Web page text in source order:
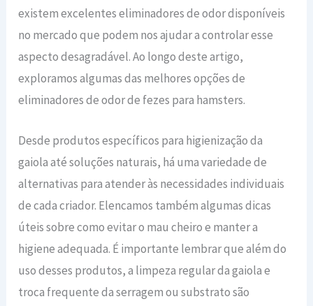
Produto indicado para artigos para
filhotes, proporcionando um ambiente
limpo e cheiroso para os animais de
estimação
existem excelentes eliminadores de odor disponíveis
no mercado que podem nos ajudar a controlar esse
aspecto desagradável. Ao longo deste artigo,
exploramos algumas das melhores opções de
eliminadores de odor de fezes para hamsters.
Desde produtos específicos para higienização da
gaiola até soluções naturais, há uma variedade de
alternativas para atender às necessidades individuais
de cada criador. Elencamos também algumas dicas
úteis sobre como evitar o mau cheiro e manter a
higiene adequada. É importante lembrar que além do
uso desses produtos, a limpeza regular da gaiola e
troca frequente da serragem ou substrato são